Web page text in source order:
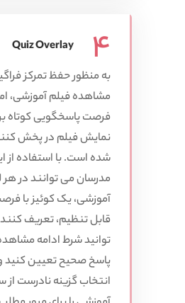
4
Quiz Overlay
به منظور حفظ تمرکز
مشاهده فیلم آموزشی،
فرصت پاسخگویی کوتاه
نمایش فیلم در پخش
شده است. با استفاده از
مدرسان می توانند در هر
آموزشی، یک کوئیز با
قابل تنظیم، تعریف
توانید شرط ادامه
پاسخ صحیح تعیین کنید
انتخاب گزینه نادرست از